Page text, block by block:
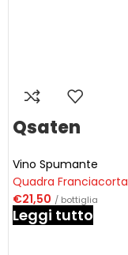
Qsaten
Vino Spumante
Quadra Franciacorta
€21,50 / bottiglia
Leggi tutto